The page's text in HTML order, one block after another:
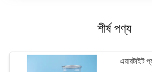
শীর্ষ পণ্য
এয়ারটাইট